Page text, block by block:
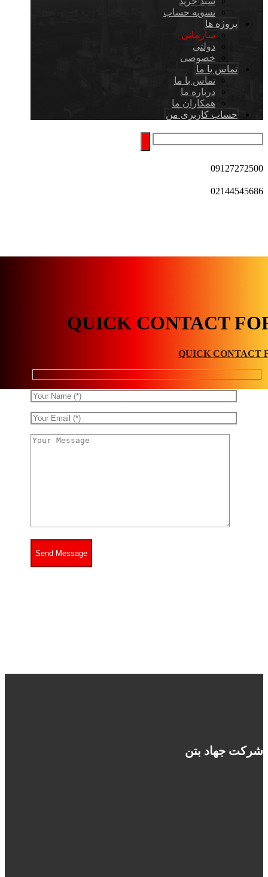
تسویه حساب
پروژه ها
سازمانی
دولتی
خصوصی
تماس با ما
تماس با ما
درباره ما
همکاران ما
حساب کاربری من
09127272500
02144545686
QUICK CONTACT
QUICK CONTACT
شرکت جهاد بتن